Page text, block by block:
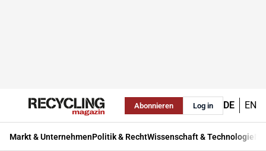
Abonnieren Log in DE EN
Markt & UnternehmenPolitik & RechtWissenschaft & Technologie